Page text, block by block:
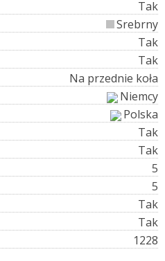
Tak
Srebrny
Tak
Tak
Na przednie koła
Niemcy
Polska
Tak
Tak
5
5
Tak
Tak
1228